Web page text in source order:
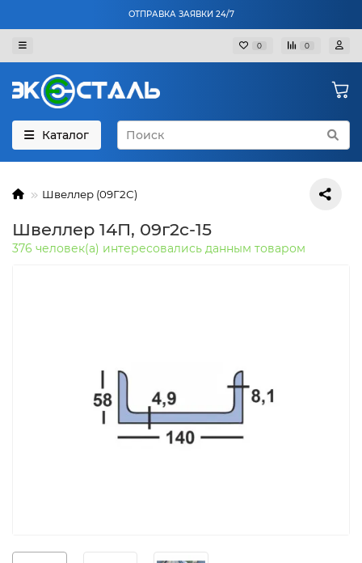
ОТПРАВКА ЗАЯВКИ 24/7
0 0
Каталог
Швеллер (09Г2С)
Швеллер 14П, 09г2с-15
376 человек(а) интересовались данным товаром